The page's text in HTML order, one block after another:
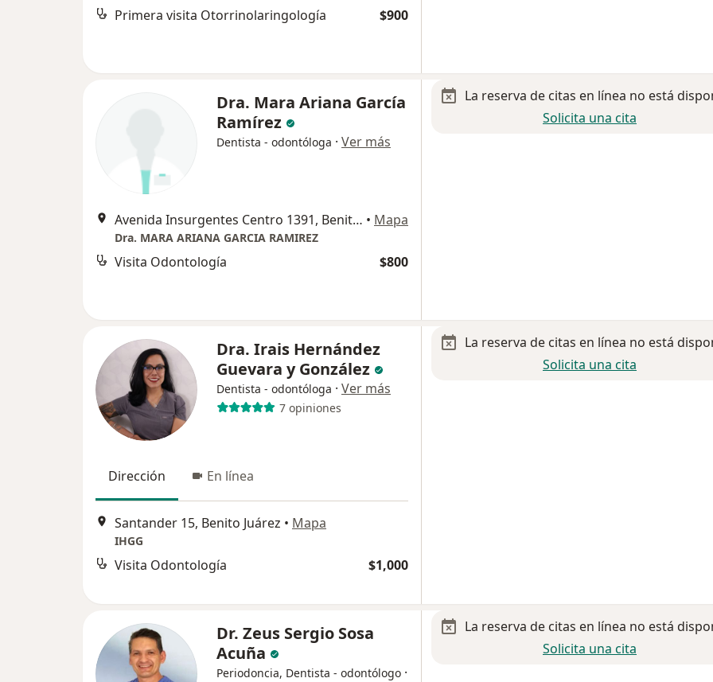
Primera visita Otorrinolaringología $900
Dra. Mara Ariana García
Ramírez
Dentista - odontóloga · Ver más
Avenida Insurgentes Centro 1391, Benito Juárez • Mapa
Dra. MARA ARIANA GARCIA RAMIREZ
Visita Odontología $800
La reserva de citas en línea no está
Solicita una cita
Dra. Irais Hernández
Guevara y González
Dentista - odontóloga · Ver más
7 opiniones
Dirección En línea
Santander 15, Benito Juárez • Mapa
IHGG
Visita Odontología $1,000
La reserva de citas en línea no está
Solicita una cita
Dr. Zeus Sergio Sosa
Acuña
Periodoncia, Dentista - odontólogo ·
La reserva de citas en línea no está
Solicita una cita